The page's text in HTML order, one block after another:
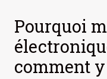
Pourquoi
comment